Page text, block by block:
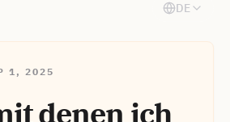
DE
1, 2025
denen ich